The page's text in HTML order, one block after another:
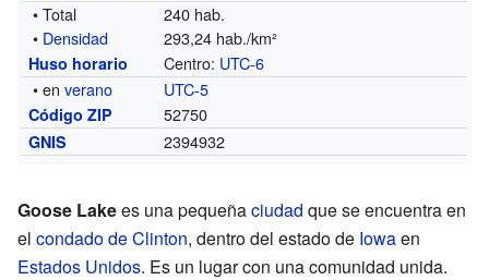
• Total
240 hab.
• Densidad 293,24 hab./km²
Huso horario Centro: UTC-6
• enverano UTC-5
Código ZIP 52750
GNIS 2394932
Goose Lakees una pequeñaciudad que se encuentra en
el condado de Clinton, dentro del estado de Iowaen
Estados Unidos. Es un lugar con una comunidad unida.